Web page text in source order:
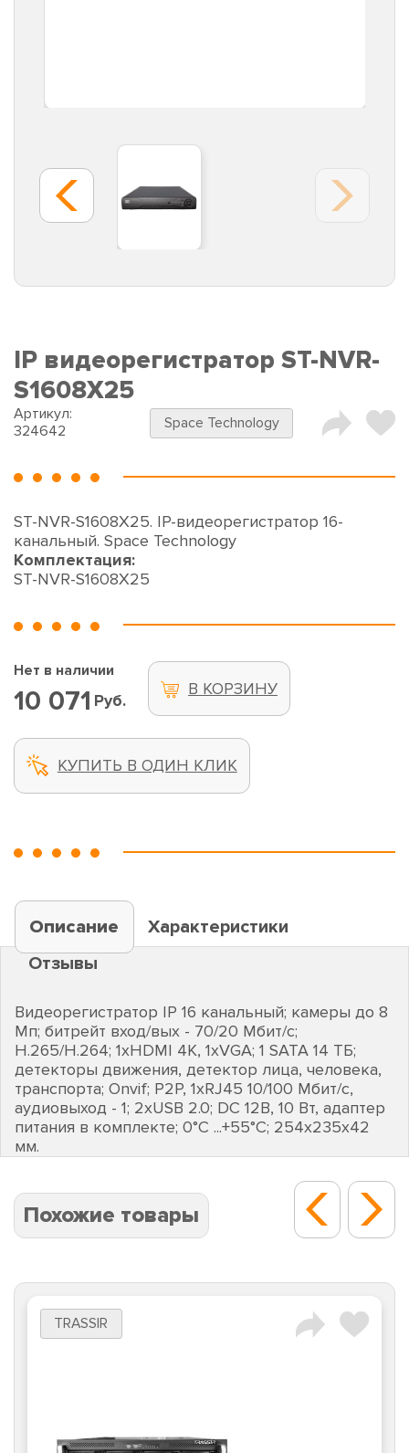
IP видеорегистратор ST-NVR-
S1608X25
Артикул:
324642
Space Technology
ST-NVR-S1608X25. IP-видеорегистратор 16-
канальный. Space Technology
Комплектация:
ST-NVR-S1608X25
Нет в наличии
10 071 Руб.
В КОРЗИНУ
КУПИТЬ В ОДИН КЛИК
Описание
Характеристики
Отзывы
Видеорегистратор IP 16 канальный; камеры до 8
Мп; битрейт вход/вых - 70/20 Мбит/с;
H.265/H.264; 1хHDMI 4К, 1хVGA; 1 SATA 14 ТБ;
детекторы движения, детектор лица, человека,
транспорта; Onvif; P2P, 1хRJ45 10/100 Мбит/с,
аудиовыход - 1; 2хUSB 2.0; DC 12В, 10 Вт, адаптер
питания в комплекте; 0°C ...+55°C; 254х235х42
мм.
Похожие товары
TRASSIR